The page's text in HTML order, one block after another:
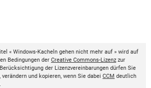
« Windows-Kacheln gehen nicht mehr auf » wird auf
Bedingungen der Creative Commons-Lizenz zur
der Lizenzvereinbarungen dürfen Sie
und kopieren, wenn Sie dabei CCM deutlich